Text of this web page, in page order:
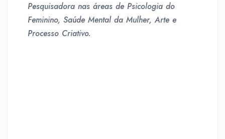
Pesquisadora nas áreas de Psicologia do
Feminino, Saúde Mental da Mulher, Arte e
Processo Criativo.